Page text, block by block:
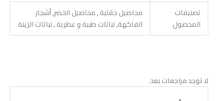
تصنيفات
المحصول
محاصيل حقلية , محاصيل الخضر, أشجار
الفاكهة, نباتات طبية و عطرية , نباتات الزينة
لا توجد مراجعات بعد.